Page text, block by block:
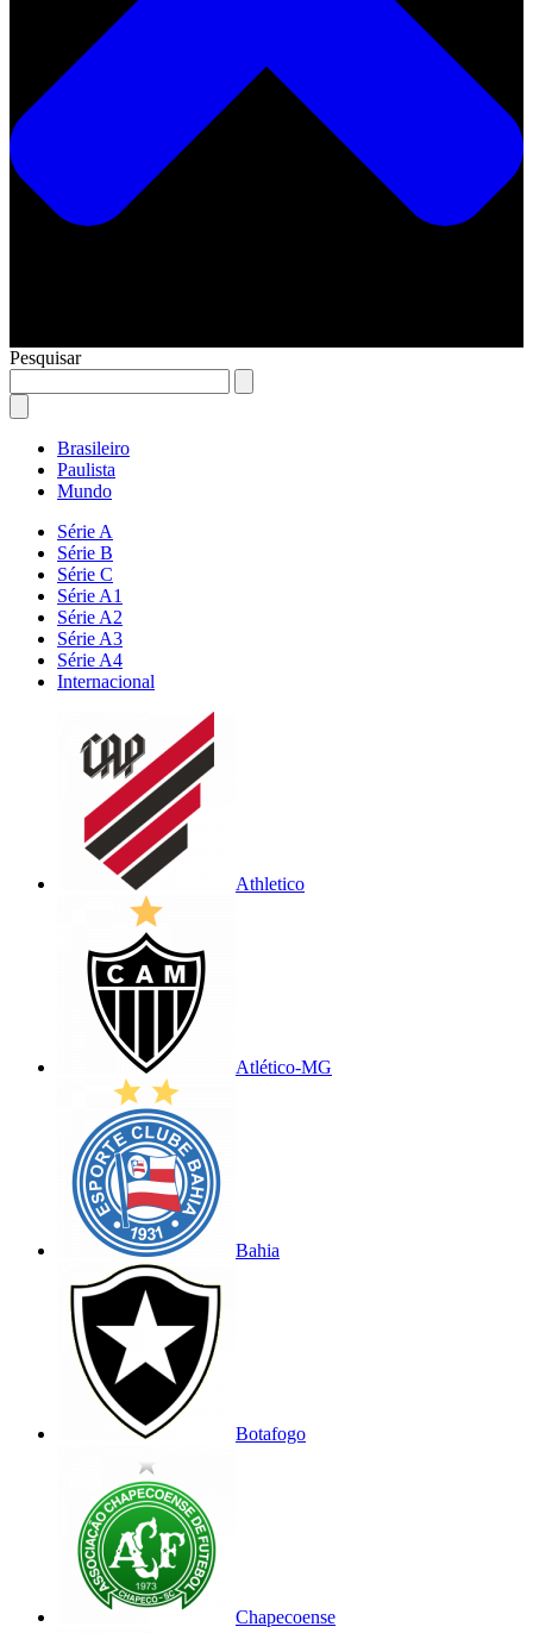
Pesquisar
Brasileiro
Paulista
Mundo
Série A
Série B
Série C
Série A1
Série A2
Série A3
Série A4
Internacional
Athletico
Atlético-MG
Bahia
Botafogo
Chapecoense